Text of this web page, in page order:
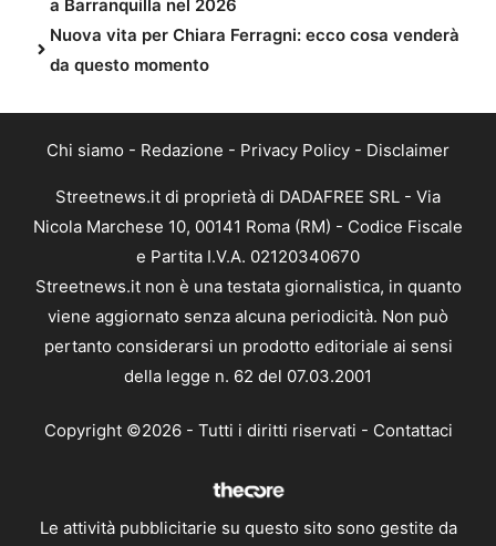
a Barranquilla nel 2026
Nuova vita per Chiara Ferragni: ecco cosa venderà
da questo momento
Chi siamo - Redazione - Privacy Policy - Disclaimer
Streetnews.it di proprietà di DADAFREE SRL - Via
Nicola Marchese 10, 00141 Roma (RM) - Codice Fiscale
e Partita I.V.A. 02120340670
Streetnews.it non è una testata giornalistica, in quanto
viene aggiornato senza alcuna periodicità. Non può
pertanto considerarsi un prodotto editoriale ai sensi
della legge n. 62 del 07.03.2001
Copyright ©2026 - Tutti i diritti riservati - Contattaci
Le attività pubblicitarie su questo sito sono gestite da